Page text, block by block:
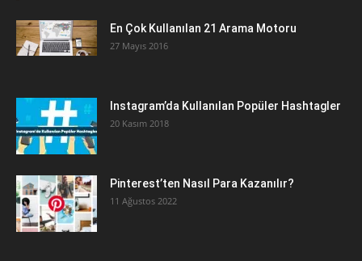
En Çok Kullanılan 21 Arama Motoru
27 Mayıs 2016
Instagram’da Kullanılan Popüler Hashtagler
20 Kasım 2018
Pinterest’ten Nasıl Para Kazanılır?
11 Ağustos 2022